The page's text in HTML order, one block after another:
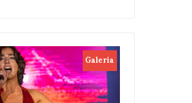
Galeria